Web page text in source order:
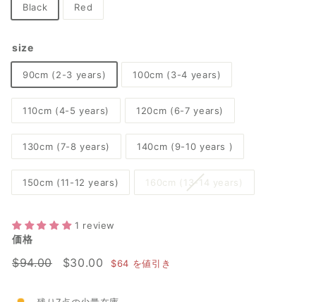
Black Red
size
90cm (2-3 years) 100cm (3-4 years)
110cm (4-5 years) 120cm (6-7 years)
130cm (7-8 years) 140cm (9-10 years )
150cm (11-12 years) 160cm (13-14 years)
1 review
価格
通
$94.00$94.00
セ
$30.00 $30.00
$64 を値引き